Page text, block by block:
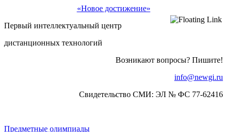
«Новое достижение»
Первый интеллектуальный центр
дистанционных технологий
Возникают вопросы? Пишите!
info@newgi.ru
Свидетельство СМИ: ЭЛ № ФС 77-62416
Предметные олимпиады